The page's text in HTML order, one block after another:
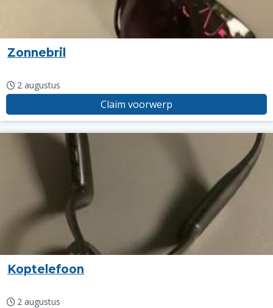
Zonnebril
2 augustus
Claim voorwerp
Koptelefoon
2 augustus